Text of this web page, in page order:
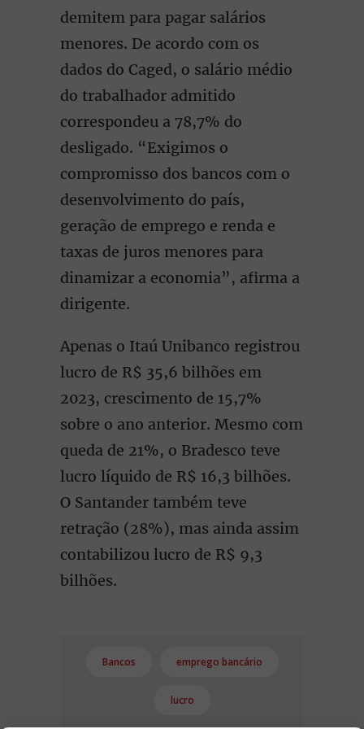
demitem para pagar salários
menores. De acordo com os
dados do Caged, o salário médio
do trabalhador admitido
correspondeu a 78,7% do
desligado. “Exigimos o
compromisso dos bancos com o
desenvolvimento do país,
geração de emprego e renda e
taxas de juros menores para
dinamizar a economia”, afirma a
dirigente.
Apenas o Itaú Unibanco registrou
lucro de R$ 35,6 bilhões em
2023, crescimento de 15,7%
sobre o ano anterior. Mesmo com
queda de 21%, o Bradesco teve
lucro líquido de R$ 16,3 bilhões.
O Santander também teve
retração (28%), mas ainda assim
contabilizou lucro de R$ 9,3
bilhões.
Bancos emprego bancário
lucro